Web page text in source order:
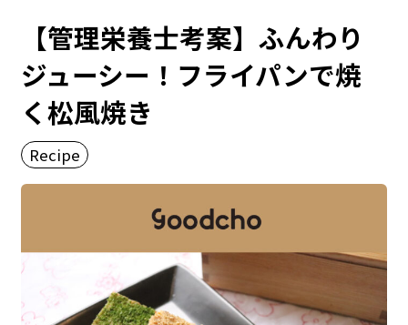
【管理栄養士考案】ふんわり
ジューシー！フライパンで焼
く松風焼き
Recipe